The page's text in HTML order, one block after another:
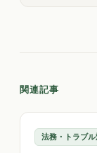
関連記事
法務・トラブ